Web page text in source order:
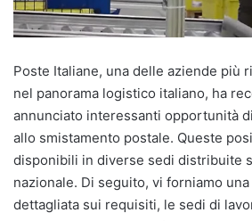
Poste Italiane, una delle aziende più
nel panorama logistico italiano, ha
annunciato interessanti opportunità
allo smistamento postale. Queste
disponibili in diverse sedi distribuite
nazionale. Di seguito, vi forniamo
dettagliata sui requisiti, le sedi di